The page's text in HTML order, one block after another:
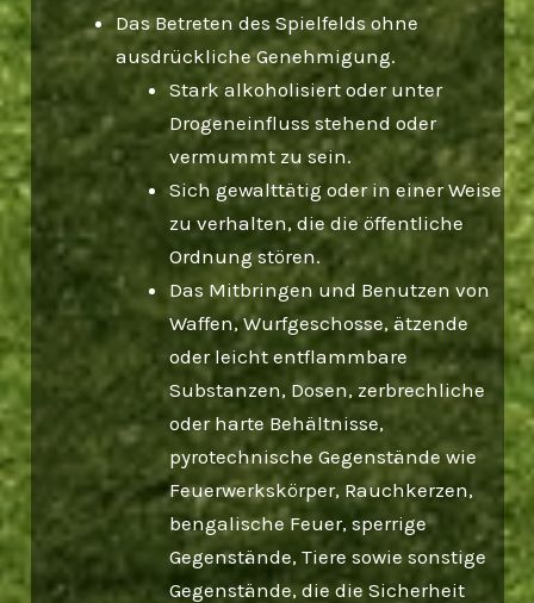
Das Betreten des Spielfelds ohne
ausdrückliche Genehmigung.
Stark alkoholisiert oder unter
Drogeneinfluss stehend oder
vermummt zu sein.
Sich gewalttätig oder in einer Weise
zu verhalten, die die öffentliche
Ordnung stören.
Das Mitbringen und Benutzen von
Waffen, Wurfgeschosse, ätzende
oder leicht entflammbare
Substanzen, Dosen, zerbrechliche
oder harte Behältnisse,
pyrotechnische Gegenstände wie
Feuerwerkskörper, Rauchkerzen,
bengalische Feuer, sperrige
Gegenstände, Tiere sowie sonstige
Gegenstände, die die Sicherheit